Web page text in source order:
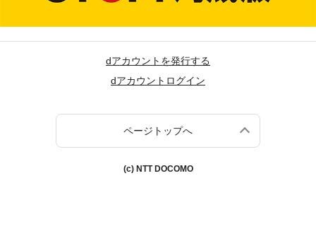
dアカウントを発行する
dアカウントログイン
ページトップへ
(c) NTT DOCOMO